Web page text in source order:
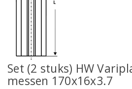
Set (2 stuks) HW
messen 170x16x3.7